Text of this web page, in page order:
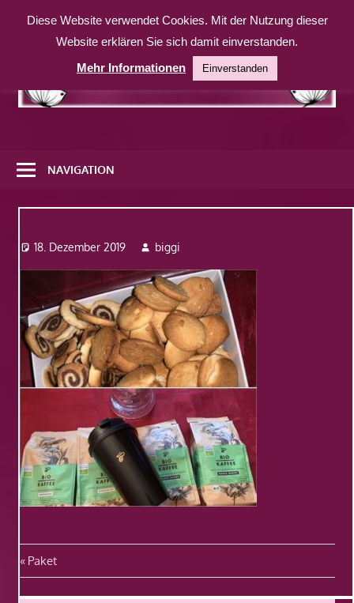
Inhalt
weitere
Website
NAVIGATION
18. Dezember 2019 biggi
Beitragsnavigation
Vorheriger
Beitrag:
Paket
Diese Website verwendet Cookies. Mit der Nutzung dieser
Website erklären Sie sich damit einverstanden.
Mehr Informationen
Einverstanden